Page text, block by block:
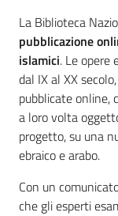
La Biblioteca
pubblicazione
islamici. Le opere
dal IX al XX
pubblicate online,
a loro volta
progetto, su una
ebraico e arabo.
Con un
che gli esperti